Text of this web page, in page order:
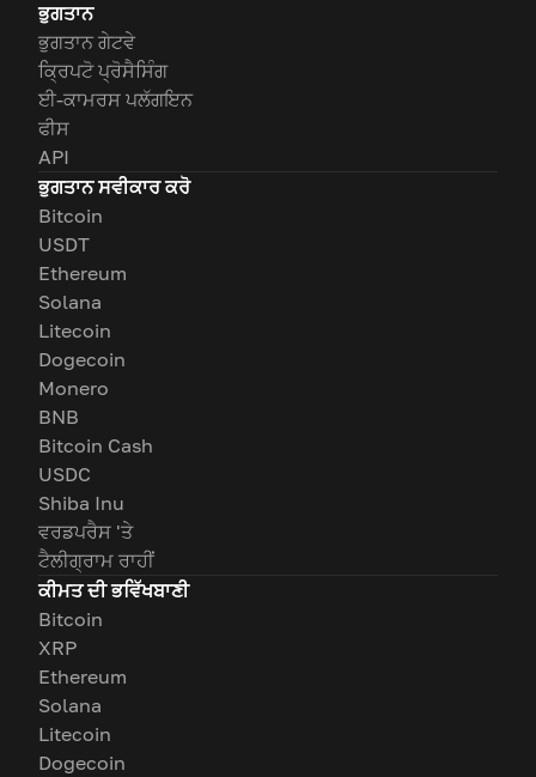
ਭੁਗਤਾਨ
ਭੁਗਤਾਨ ਗੇਟਵੇ
ਕ੍ਰਿਪਟੋ ਪ੍ਰੋਸੈਸਿੰਗ
ਈ-ਕਾਮਰਸ ਪਲੱਗਇਨ
ਫੀਸ
API
ਭੁਗਤਾਨ ਸਵੀਕਾਰ ਕਰੋ
Bitcoin
USDT
Ethereum
Solana
Litecoin
Dogecoin
Monero
BNB
Bitcoin Cash
USDC
Shiba Inu
ਵਰਡਪਰੈਸ 'ਤੇ
ਟੈਲੀਗ੍ਰਾਮ ਰਾਹੀਂ
ਕੀਮਤ ਦੀ ਭਵਿੱਖਬਾਣੀ
Bitcoin
XRP
Ethereum
Solana
Litecoin
Dogecoin